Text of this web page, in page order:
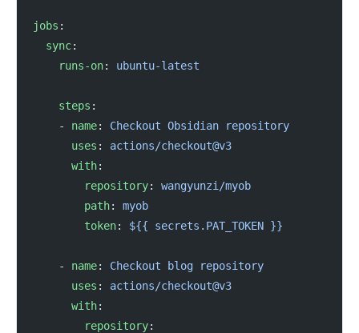
jobs :
  sync
:
    runs-on
: ubuntu-latest
    steps
:
    -
name: Checkout Obsidian repository
      uses
: actions/checkout@v3
      with
:
        repository
: wangyunzi/myob
        path
: myob
        token
: ${{ secrets.PAT_TOKEN }}
    -
name: Checkout blog repository
      uses
: actions/checkout@v3
      with
:
        repository